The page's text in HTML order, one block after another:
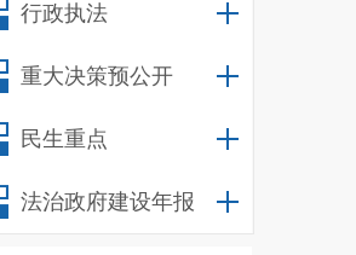
行政执法
重大决策预公开
民生重点
法治政府建设年报